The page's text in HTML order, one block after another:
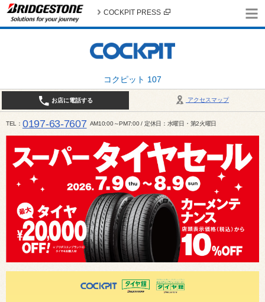
コクピット 107
COCKPIT PRESS
アクセスマップ
お店に電話する
TEL 0197-63-7607 AM10:00～PM7:00 / 定休日：水曜日・第2火曜日